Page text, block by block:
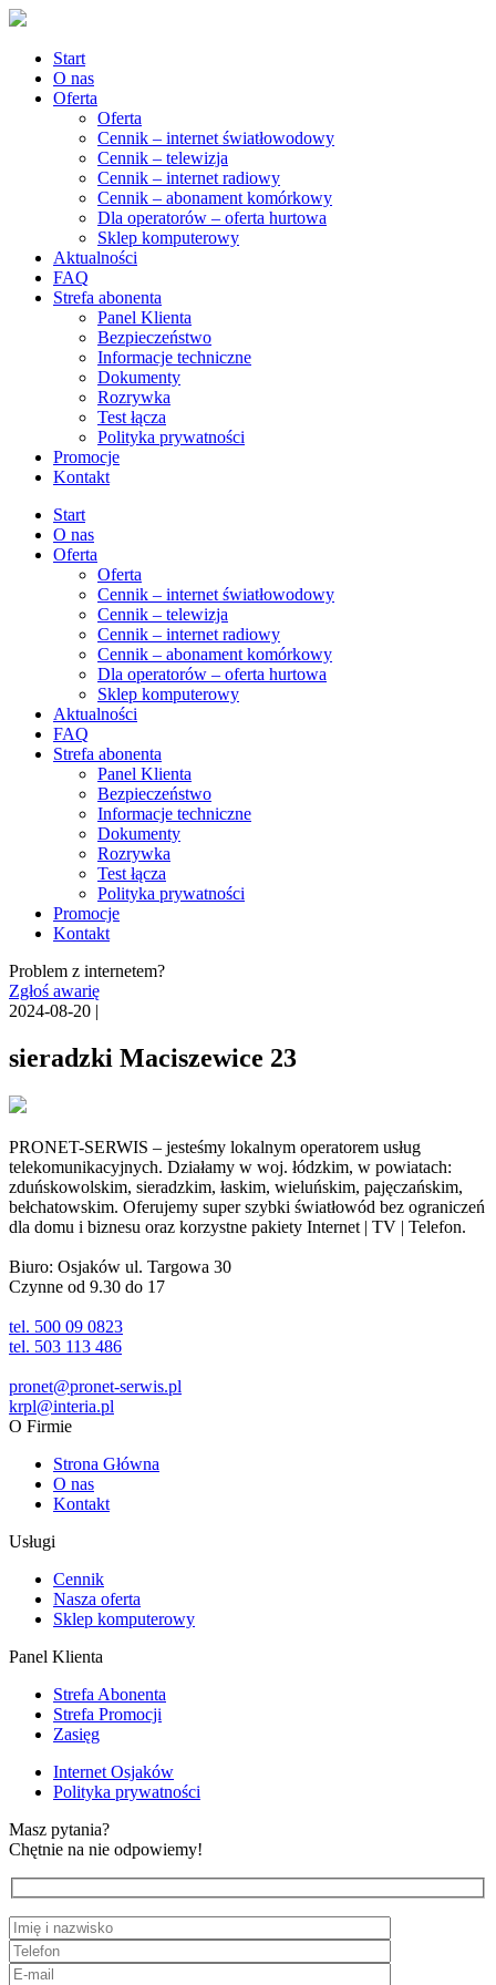
Start
O nas
Oferta
Oferta
Cennik – internet światłowodowy
Cennik – telewizja
Cennik – internet radiowy
Cennik – abonament komórkowy
Dla operatorów – oferta hurtowa
Sklep komputerowy
Aktualności
FAQ
Strefa abonenta
Panel Klienta
Bezpieczeństwo
Informacje techniczne
Dokumenty
Rozrywka
Test łącza
Polityka prywatności
Promocje
Kontakt
Start
O nas
Oferta
Oferta
Cennik – internet światłowodowy
Cennik – telewizja
Cennik – internet radiowy
Cennik – abonament komórkowy
Dla operatorów – oferta hurtowa
Sklep komputerowy
Aktualności
FAQ
Strefa abonenta
Panel Klienta
Bezpieczeństwo
Informacje techniczne
Dokumenty
Rozrywka
Test łącza
Polityka prywatności
Promocje
Kontakt
Problem z internetem?
Zgłoś awarię
2024-08-20 |
sieradzki Maciszewice 23
PRONET-SERWIS – jesteśmy lokalnym operatorem usług
telekomunikacyjnych. Działamy w woj. łódzkim, w powiatach:
zduńskowolskim, sieradzkim, łaskim, wieluńskim, pajęczańskim,
bełchatowskim. Oferujemy super szybki światłowód bez ograniczeń
dla domu i biznesu oraz korzystne pakiety Internet | TV | Telefon.
Biuro: Osjaków ul. Targowa 30
Czynne od 9.30 do 17
tel. 500 09 0823
tel. 503 113 486
pronet@pronet-serwis.pl
krpl@interia.pl
O Firmie
Strona Główna
O nas
Kontakt
Usługi
Cennik
Nasza oferta
Sklep komputerowy
Panel Klienta
Strefa Abonenta
Strefa Promocji
Zasięg
Internet Osjaków
Polityka prywatności
Masz pytania?
Chętnie na nie odpowiemy!